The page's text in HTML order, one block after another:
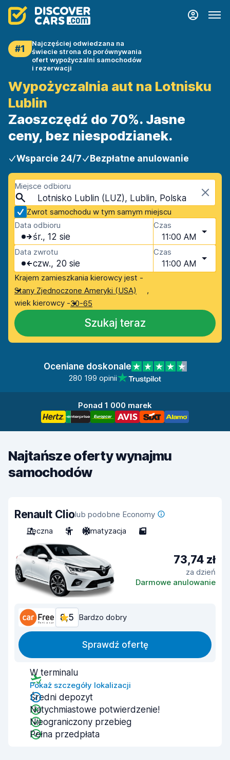
#1
Najczęściej odwiedzana na
świecie strona do porównywania
ofert wypożyczalni samochodów
i rezerwacji
Wypożyczalnia aut na Lotnisku
Lublin
Zaoszczędź do 70%. Jasne
ceny, bez niespodzianek.
Wsparcie 24/7 Bezpłatne anulowanie
Miejsce odbioru
Lotnisko Lublin (LUZ), Lublin, Polska
Zwrot samochodu w tym samym miejscu
Data odbioru
śr., 12 sie
Czas
11:00 AM
Data zwrotu
czw., 20 sie
Czas
11:00 AM
Krajem zamieszkania kierowcy jest -
Stany Zjednoczone Ameryki (USA)
,
wiek kierowcy -30-65
Szukaj teraz
Oceniane doskonale
280 199 opinii
Ponad 1 000 marek
Najtańsze oferty wynajmu
samochodów
Renault Cliolub podobne Economy
Ręczna
5 Klimatyzacja 5
73,74 zł
za dzień
Darmowe anulowanie
8,5 Bardzo dobry
Sprawdź ofertę
W terminalu
Pokaż szczegóły lokalizacji
Średni depozyt
Natychmiastowe potwierdzenie!
Nieograniczony przebieg
Pełna przedpłata